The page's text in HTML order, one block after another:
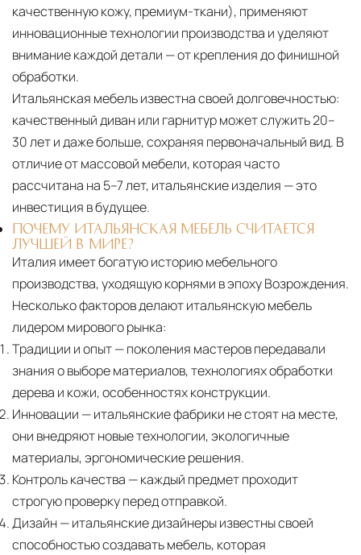
качественную кожу, премиум-ткани), применяют
инновационные технологии производства и уделяют
внимание каждой детали — от крепления до финишной
обработки.
Итальянская мебель известна своей долговечностью:
качественный диван или гарнитур может служить 20–
30 лет и даже больше, сохраняя первоначальный вид. В
отличие от массовой мебели, которая часто
рассчитана на 5–7 лет, итальянские изделия — это
инвестиция в будущее.
ПОЧЕМУ ИТАЛЬЯНСКАЯ МЕБЕЛЬ СЧИТАЕТСЯ
ЛУЧШЕЙ В МИРЕ?
Италия имеет богатую историю мебельного
производства, уходящую корнями в эпоху Возрождения.
Несколько факторов делают итальянскую мебель
лидером мирового рынка:
Традиции и опыт— поколения мастеров передавали
знания о выборе материалов, технологиях обработки
дерева и кожи, особенностях конструкции.
Инновации — итальянские фабрики не стоят на месте,
они внедряют новые технологии, экологичные
материалы, эргономические решения.
Контроль качества — каждый предмет проходит
строгую проверку перед отправкой.
Дизайн— итальянские дизайнеры известны своей
способностью создавать мебель, которая